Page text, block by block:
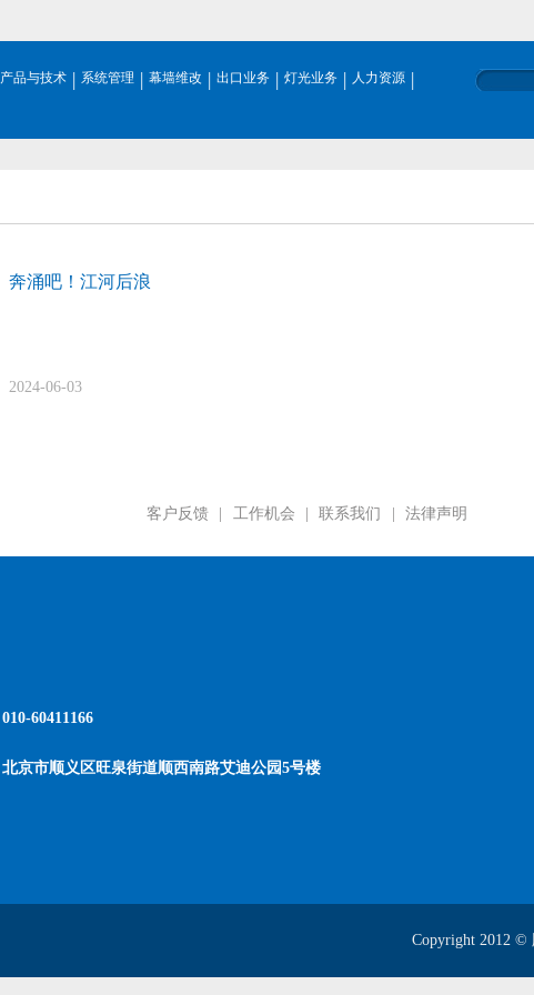
产品与技术 系统管理 幕墙维改 出口业务 灯光业务 人力资源
奔涌吧！江河后浪
2024-06-03
客户反馈 工作机会 联系我们 法律声明
010-60411166
北京市顺义区旺泉街道顺西南路艾迪公园5号楼
Copyright 2012 ©